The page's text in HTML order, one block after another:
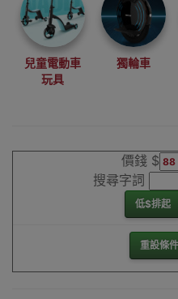
兒童電動車
玩具
獨輪車
價錢 $
搜尋字詞
低$排起
重設條件